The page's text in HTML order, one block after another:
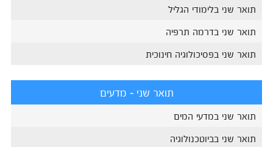
תואר שני בלימודי הגליל
תואר שני בדרמה תרפיה
תואר שני בפסיכולוגיה חינוכית
תואר שני - מדעים
תואר שני במדעי המים
תואר שני בביוטכנולוגיה